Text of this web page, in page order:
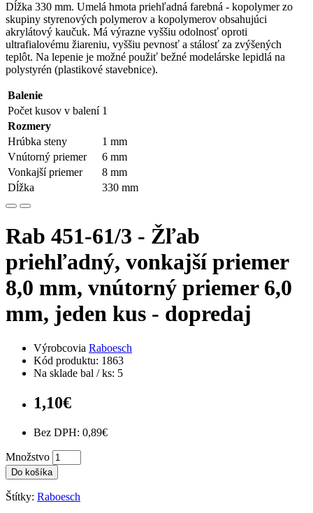
Dĺžka 330 mm. Umelá hmota priehľadná farebná - kopolymer zo
skupiny styrenových polymerov a kopolymerov obsahujúci
akrylátový kaučuk. Má výrazne vyššiu odolnosť oproti
ultrafialovému žiareniu, vyššiu pevnosť a stálosť za zvýšených
teplôt. Na lepenie je možné použiť bežné modelárske lepidlá na
polystyrén (plastikové stavebnice).
Balenie
Počet kusov v balení 1
Rozmery
Hrúbka steny
1 mm
Vnútorný priemer
6 mm
Vonkajší priemer
8 mm
Dĺžka
330 mm
Rab 451-61/3 - Žľab
priehľadný, vonkajší priemer
8,0 mm, vnútorný priemer 6,0
mm, jeden kus - dopredaj
Výrobcovia Raboesch
Kód produktu: 1863
Na sklade bal / ks: 5
1,10€
Bez DPH: 0,89€
Množstvo
Do košíka
Štítky: Raboesch